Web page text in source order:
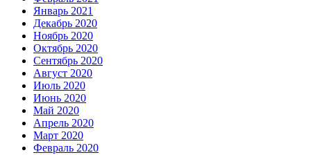
Январь 2021
Декабрь 2020
Ноябрь 2020
Октябрь 2020
Сентябрь 2020
Август 2020
Июль 2020
Июнь 2020
Май 2020
Апрель 2020
Март 2020
Февраль 2020